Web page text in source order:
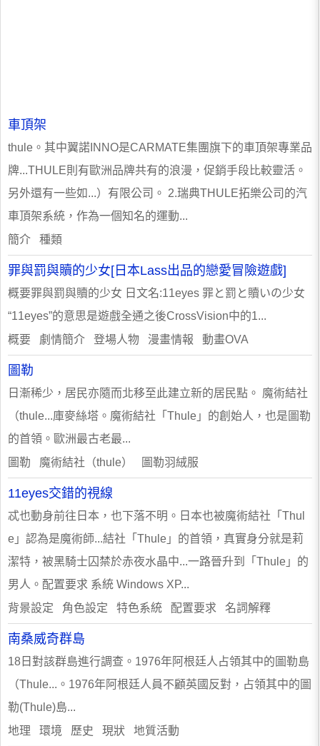
車頂架
thule。其中翼諾INNO是CARMATE集團旗下的車頂架專業品
牌...THULE則有歐洲品牌共有的浪漫，促銷手段比較靈活。
另外還有一些如...）有限公司。 2.瑞典THULE拓樂公司的汽
車頂架系統，作為一個知名的運動...
簡介 種類
罪與罰與贖的少女[日本Lass出品的戀愛冒險遊戲]
概要罪與罰與贖的少女 日文名:11eyes 罪と罰と贖いの少女
“11eyes”的意思是遊戲全通之後CrossVision中的1...
概要 劇情簡介 登場人物 漫畫情報 動畫OVA
圖勒
日漸稀少，居民亦隨而北移至此建立新的居民點。 魔術結社
（thule...庫麥絲塔。魔術結社「Thule」的創始人，也是圖勒
的首領。歐洲最古老最...
圖勒 魔術結社（thule） 圖勒羽絨服
11eyes交錯的視線
忒也動身前往日本，也下落不明。日本也被魔術結社「Thul
e」認為是魔術師...結社「Thule」的首領，真實身分就是莉
潔特，被黑騎士囚禁於赤夜水晶中...一路晉升到「Thule」的
男人。配置要求 系統 Windows XP...
背景設定 角色設定 特色系統 配置要求 名詞解釋
南桑威奇群島
18日對該群島進行調查。1976年阿根廷人占領其中的圖勒島
（Thule...。1976年阿根廷人員不顧英國反對，占領其中的圖
勒(Thule)島...
地理 環境 歷史 現狀 地質活動